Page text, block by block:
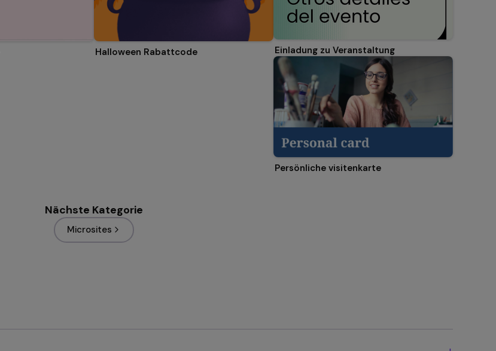
Halloween Rabattcode Einladung zu Veranstaltung
Persönliche visitenkarte
Nächste Kategorie
Microsites